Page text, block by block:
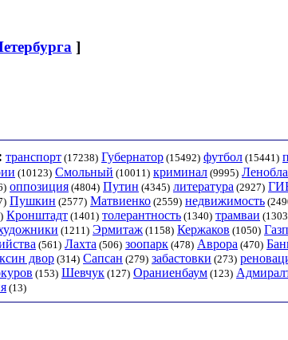
]
транспорт (17238) Губернатор (15492) футбол (15441)
(10123) Смольный (10011) криминал (9995)
оппозиция (4804) Путин (4345) литература (2927)
Пушкин (2577) Матвиенко (2559) недвижимость
Кронштадт (1401) толерантность (1340) трамваи
(1211) Эрмитаж (1158) Кержаков (1050)
(561) Лахта (506) зоопарк (478) Аврора (470)
двор(314) Сапсан (279) забастовки (273)
(153) Шевчук (127) Ораниенбаум (123)
(13)